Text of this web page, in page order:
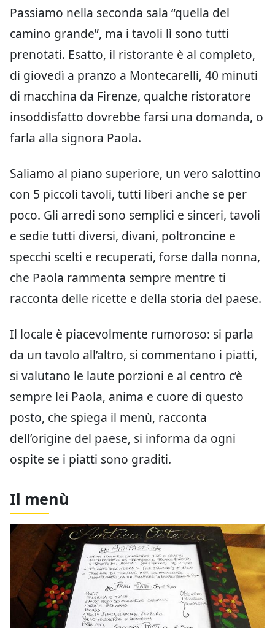
Passiamo nella seconda sala “quella del
camino grande”, ma i tavoli lì sono tutti
prenotati. Esatto, il ristorante è al completo,
di giovedì a pranzo a Montecarelli, 40 minuti
di macchina da Firenze, qualche ristoratore
insoddisfatto dovrebbe farsi una domanda, o
farla alla signora Paola.
Saliamo al piano superiore, un vero salottino
con 5 piccoli tavoli, tutti liberi anche se per
poco. Gli arredi sono semplici e sinceri, tavoli
e sedie tutti diversi, divani, poltroncine e
specchi scelti e recuperati, forse dalla nonna,
che Paola rammenta sempre mentre ti
racconta delle ricette e della storia del paese.
Il locale è piacevolmente rumoroso: si parla
da un tavolo all’altro, si commentano i piatti,
si valutano le laute porzioni e al centro c’è
sempre lei Paola, anima e cuore di questo
posto, che spiega il menù, racconta
dell’origine del paese, si informa da ogni
ospite se i piatti sono graditi.
Il menù